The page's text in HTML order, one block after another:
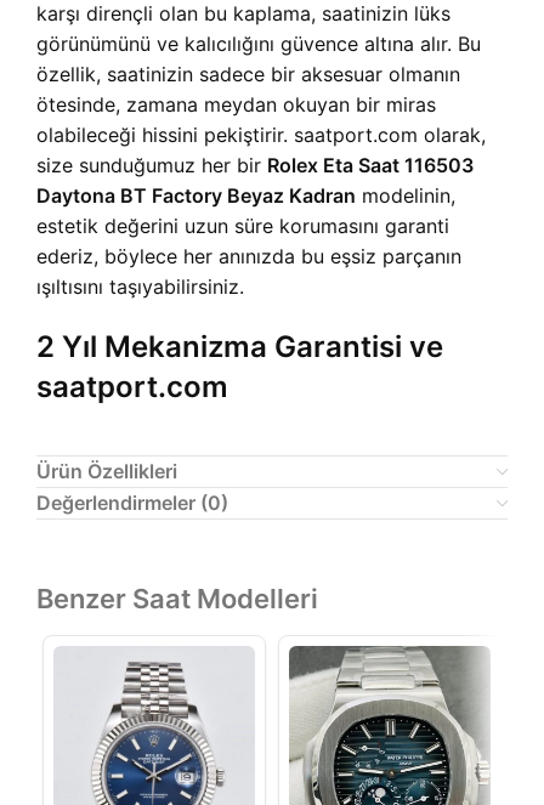
karşı dirençli olan bu kaplama, saatinizin lüks
görünümünü ve kalıcılığını güvence altına alır. Bu
özellik, saatinizin sadece bir aksesuar olmanın
ötesinde, zamana meydan okuyan bir miras
olabileceği hissini pekiştirir. saatport.com olarak,
size sunduğumuz her bir Rolex Eta Saat 116503
Daytona BT Factory Beyaz Kadran modelinin,
estetik değerini uzun süre korumasını garanti
ederiz, böylece her anınızda bu eşsiz parçanın
ışıltısını taşıyabilirsiniz.
2 Yıl Mekanizma Garantisi ve
saatport.com
Ürün Özellikleri
Değerlendirmeler (0)
Benzer Saat Modelleri